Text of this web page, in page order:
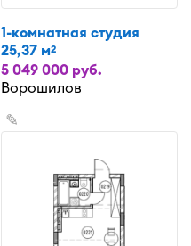
1-комнатная студия
25,37 м2
5 049 000 руб.
Ворошилов
✎